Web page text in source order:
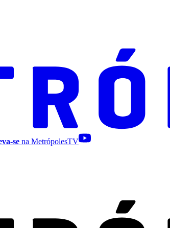
se na MetrópolesTV